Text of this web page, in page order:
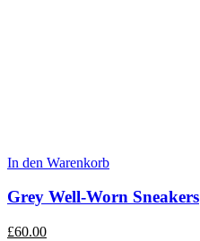
In den Warenkorb
Grey Well-Worn Sneakers
£60.00